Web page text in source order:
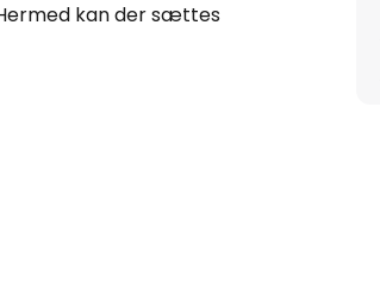
kan der sættes
bolig. Desuden kan
egner sig derfor til